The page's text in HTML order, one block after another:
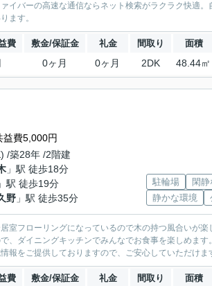
イバーの高速な通信ならネット検索がラクラク快適
ます。
費 敷金/保証金 礼金 間取り 面積
0ヶ月 0ヶ月 2DK 48.44㎡
益費5,000円
/築28年 /2階建
」駅 徒歩18分
」駅 徒歩19分
野 」駅 徒歩35分
駐輪場 閑
静かな環境
フローリングになっているので木の持つ風合いが楽
、ダイニングキッチンでみんなでお食事を楽しめま
報をご提供しておりますので、ご安心していただけま
費 敷金/保証金 礼金 間取り 面積